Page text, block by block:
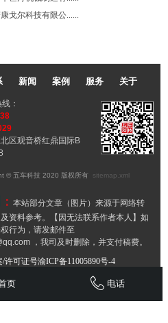
戈尔科技有限公......
网安备：50010502504097
© 五车科技 2020 版权所有 sitemap.xml
：
区观音桥红鼎国际B
新闻 案例 服务 关于
/许可证号渝ICP备11005890号-4
本站部分文章（图片）来源于网络转
资料参考。【因无法联系作者本人】如
行为，请发邮件至
，我司及时删除，并支付稿费。
页 电话